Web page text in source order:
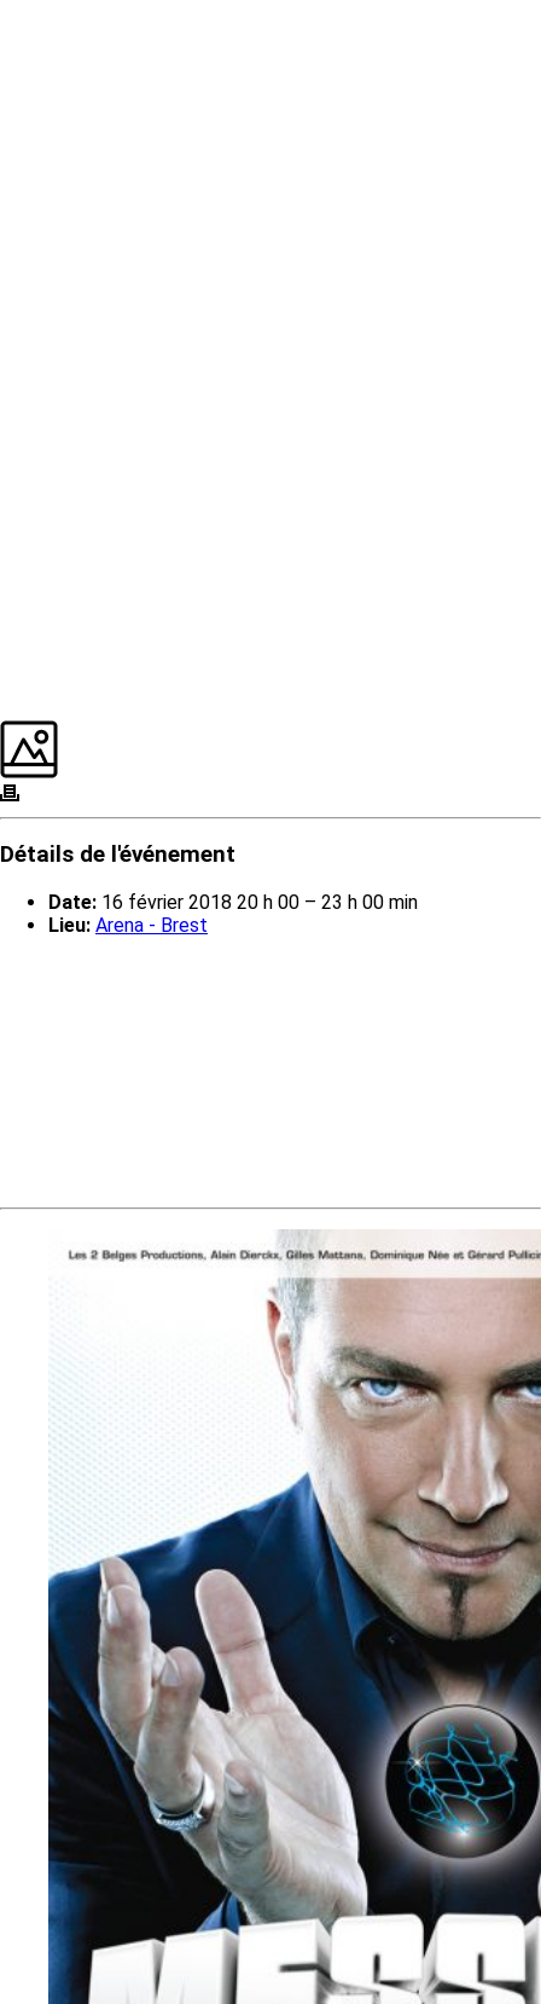
Détails de l'événement
Date: 16 février 2018 20 h 00 – 23 h 00 min
Lieu: Arena - Brest